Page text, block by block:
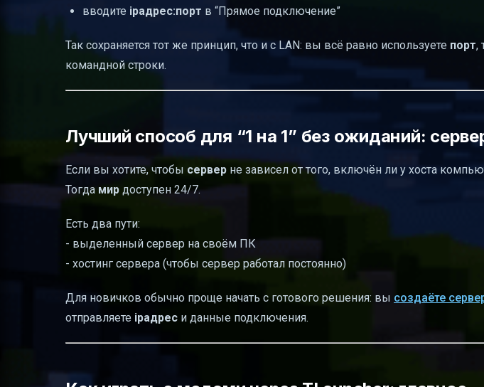
вводите ipадрес:порт в “Прямое подключение”
Так сохраняется тот же принцип, что и с LAN: вы всё равно используете порт,
командной строки.
Лучший способ для “1 на 1” без ожиданий:
Если вы хотите, чтобы сервер не зависел от того, включён ли у хоста
Тогда мир доступен 24/7.
Есть два пути:
- выделенный сервер на своём ПК
- хостинг сервера (чтобы сервер работал постоянно)
Для новичков обычно проще начать с готового решения: вы создаёте
отправляете ipадрес и данные подключения.